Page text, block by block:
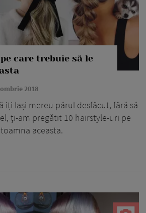
care trebuie să le
2018
îți lași mereu părul desfăcut, fără să
ți-am pregătit 10 hairstyle-uri pe
aceasta.